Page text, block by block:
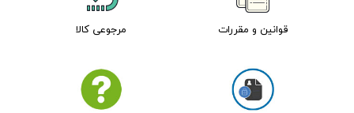
قوانین و مقررات مرجوعی کالا